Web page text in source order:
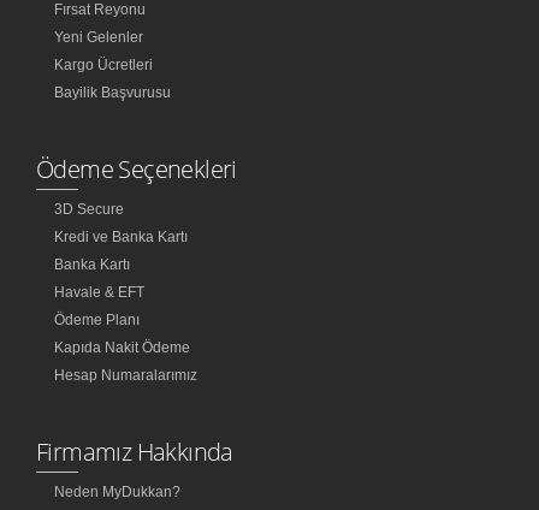
Fırsat Reyonu
Yeni Gelenler
Kargo Ücretleri
Bayilik Başvurusu
Ödeme Seçenekleri
3D Secure
Kredi ve Banka Kartı
Banka Kartı
Havale & EFT
Ödeme Planı
Kapıda Nakit Ödeme
Hesap Numaralarımız
Firmamız Hakkında
Neden MyDukkan?